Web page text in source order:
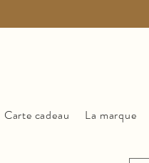
Carte cadeau La marque